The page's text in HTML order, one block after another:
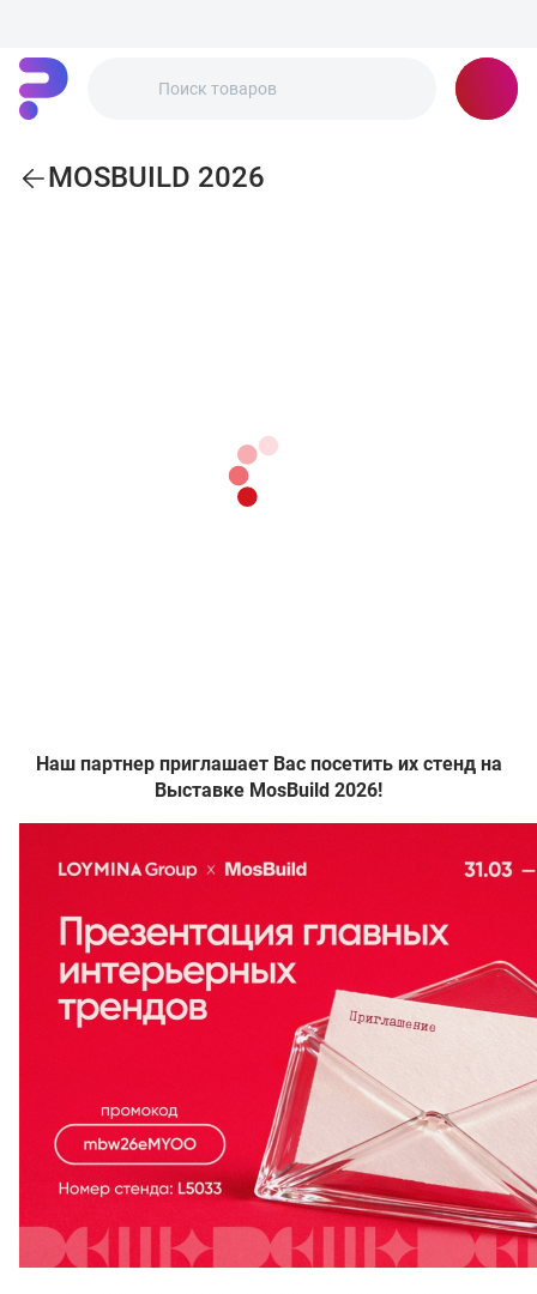
MOSBUILD 2026
Наш партнер приглашает Вас посетить их стенд на
Выставке MosBuild 2026!